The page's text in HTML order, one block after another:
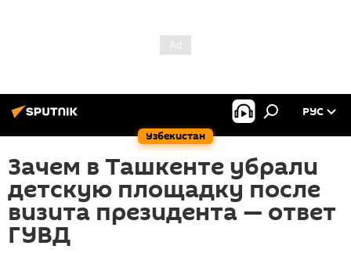
Узбекистан
РУС
Зачем в Ташкенте убрали
детскую площадку после
визита президента — ответ
ГУВД